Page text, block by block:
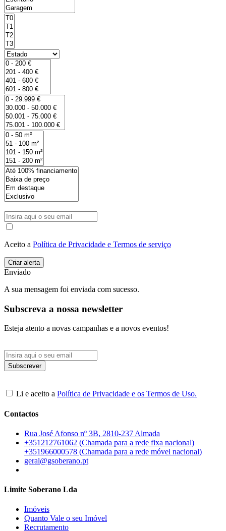
Aceito a Política de Privacidade e Termos de serviço
Enviado
A sua mensagem foi enviada com sucesso.
Subscreva a nossa newsletter
Esteja atento a novas campanhas e a novos eventos!
Li e aceito a Política de Privacidade e os Termos de Uso.
Contactos
Rua José Afonso nº 3B, 2810-237 Almada
+351212761062 (Chamada para a rede fixa nacional)
+351966000578 (Chamada para a rede móvel nacional)
geral@gsoberano.pt
Limite Soberano Lda
Imóveis
Quanto Vale o seu Imóvel
Recrutamento